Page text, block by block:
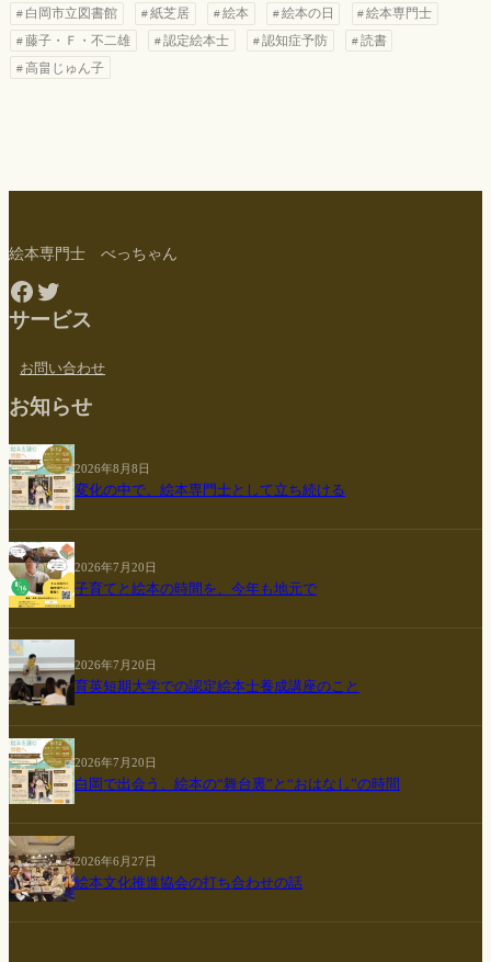
白岡市立図書館
紙芝居 絵本 絵本の日
絵本専門士
藤子・Ｆ・不二雄
認定絵本士 認知症予防
読書
高畠じゅん子
絵本専門士 べっちゃん
Facebook
Twitter
サービス
お問い合わせ
お知らせ
2026年8月8日
変化の中で、絵本専門士として立ち続ける
2026年7月20日
子育てと絵本の時間を、今年も地元で
2026年7月20日
育英短期大学での認定絵本士養成講座のこと
2026年7月20日
白岡で出会う、絵本の“舞台裏”と“おはなし”の時間
2026年6月27日
絵本文化推進協会の打ち合わせの話